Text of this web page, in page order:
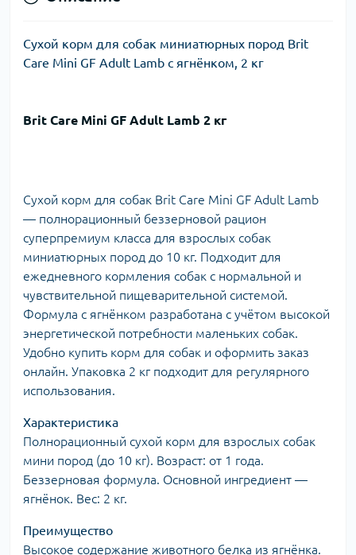
Сухой корм для собак миниатюрных пород Brit
Care Mini GF Adult Lamb с ягнёнком, 2 кг
Brit Care Mini GF Adult Lamb 2 кг
Сухой корм для собак Brit Care Mini GF Adult Lamb
— полнорационный беззерновой рацион
суперпремиум класса для взрослых собак
миниатюрных пород до 10 кг. Подходит для
ежедневного кормления собак с нормальной и
чувствительной пищеварительной системой.
Формула с ягнёнком разработана с учётом высокой
энергетической потребности маленьких собак.
Удобно купить корм для собак и оформить заказ
онлайн. Упаковка 2 кг подходит для регулярного
использования.
Характеристика
Полнорационный сухой корм для взрослых собак
мини пород (до 10 кг). Возраст: от 1 года.
Беззерновая формула. Основной ингредиент —
ягнёнок. Вес: 2 кг.
Преимущество
Высокое содержание животного белка из ягнёнка.